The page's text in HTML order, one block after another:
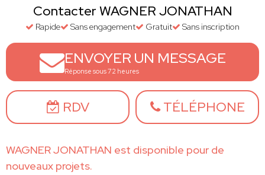
Contacter WAGNER JONATHAN
Rapide Sans engagement Gratuit Sans inscription
ENVOYER UN MESSAGE
Réponse sous 72 heures
RDV TÉLÉPHONE
WAGNER JONATHAN est disponible pour de
nouveaux projets.